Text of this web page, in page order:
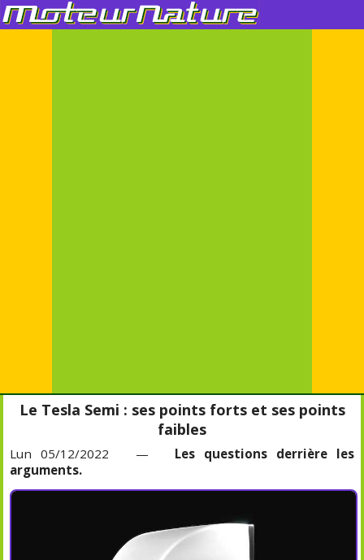
Le Tesla Semi : ses points forts et ses points
faibles
Lun 05/12/2022 — Les questions derrière les
arguments.